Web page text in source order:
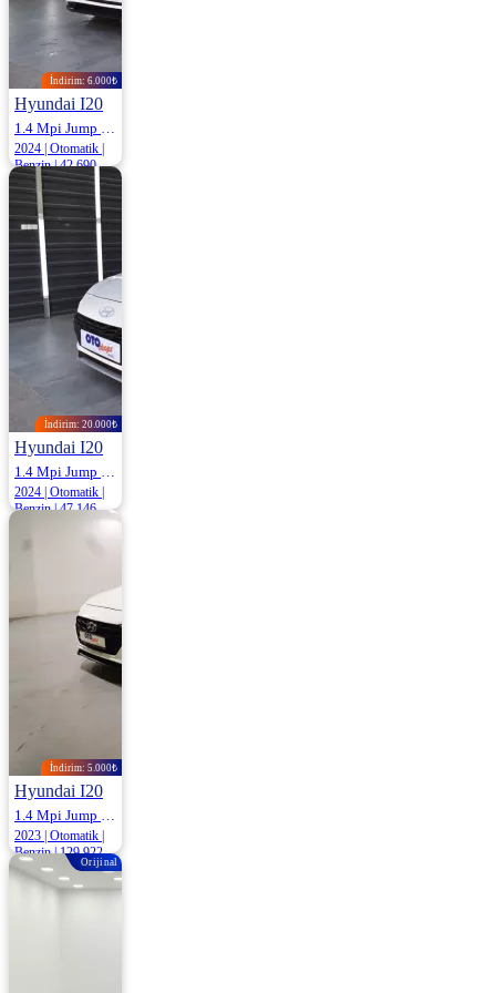
İndirim: 6.000₺
Hyundai I20
2024 | Otomatik |
Benzin | 42.690
Km
1.169.000
1.175.000 ₺
İndirim: 20.000₺
Hyundai I20
2024 | Otomatik |
Benzin | 47.146
İndirim: 5.000₺
Hyundai I20
2023 | Otomatik |
Benzin | 129.922
1.175.000
Orijinal